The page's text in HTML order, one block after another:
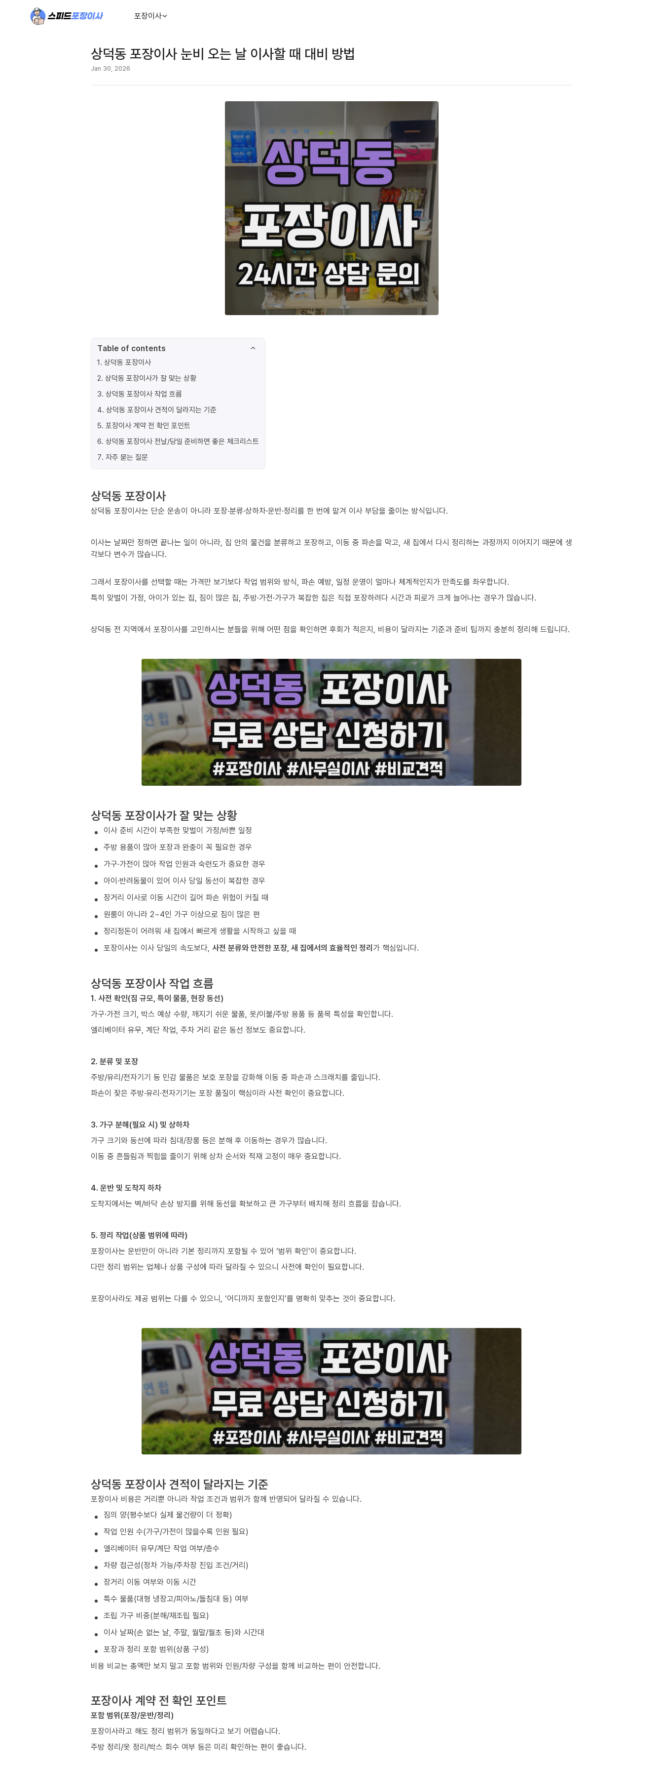
포장이사
상덕동 포장이사 눈비 오는 날 이사할 때 대비 방법
Jan 30, 2026
Table of contents
1. 상덕동 포장이사
2. 상덕동 포장이사가 잘 맞는 상황
3. 상덕동 포장이사 작업 흐름
4. 상덕동 포장이사 견적이 달라지는 기준
5. 포장이사 계약 전 확인 포인트
6. 상덕동 포장이사 전날/당일 준비하면 좋은 체크리스트
7. 자주 묻는 질문
상덕동 포장이사
상덕동 포장이사는 단순 운송이 아니라 포장·분류·상하차·운반·정리를 한 번에 맡겨 이사 부담을 줄이는 방식입니다.
이사는 날짜만 정하면 끝나는 일이 아니라, 집 안의 물건을 분류하고 포장하고, 이동 중 파손을 막고, 새 집에서 다시 정리하는 과정까지 이어지기 때문에 생
각보다 변수가 많습니다.
그래서 포장이사를 선택할 때는 가격만 보기보다 작업 범위와 방식, 파손 예방, 일정 운영이 얼마나 체계적인지가 만족도를 좌우합니다.
특히 맞벌이 가정, 아이가 있는 집, 짐이 많은 집, 주방·가전·가구가 복잡한 집은 직접 포장하려다 시간과 피로가 크게 늘어나는 경우가 많습니다.
상덕동 전 지역에서 포장이사를 고민하시는 분들을 위해 어떤 점을 확인하면 후회가 적은지, 비용이 달라지는 기준과 준비 팁까지 충분히 정리해 드립니다.
상덕동 포장이사가 잘 맞는 상황
이사 준비 시간이 부족한 맞벌이 가정/바쁜 일정
주방 용품이 많아 포장과 완충이 꼭 필요한 경우
가구·가전이 많아 작업 인원과 숙련도가 중요한 경우
아이·반려동물이 있어 이사 당일 동선이 복잡한 경우
장거리 이사로 이동 시간이 길어 파손 위험이 커질 때
원룸이 아니라 2~4인 가구 이상으로 짐이 많은 편
정리정돈이 어려워 새 집에서 빠르게 생활을 시작하고 싶을 때
포장이사는 이사 당일의 속도보다, 사전 분류와 안전한 포장, 새 집에서의 효율적인 정리가 핵심입니다.
상덕동 포장이사 작업 흐름
1. 사전 확인(짐 규모, 특이 물품, 현장 동선)
가구·가전 크기, 박스 예상 수량, 깨지기 쉬운 물품, 옷/이불/주방 용품 등 품목 특성을 확인합니다.
엘리베이터 유무, 계단 작업, 주차 거리 같은 동선 정보도 중요합니다.
2. 분류 및 포장
주방/유리/전자기기 등 민감 물품은 보호 포장을 강화해 이동 중 파손과 스크래치를 줄입니다.
파손이 잦은 주방·유리·전자기기는 포장 품질이 핵심이라 사전 확인이 중요합니다.
3. 가구 분해(필요 시) 및 상하차
가구 크기와 동선에 따라 침대/장롱 등은 분해 후 이동하는 경우가 많습니다.
이동 중 흔들림과 찍힘을 줄이기 위해 상차 순서와 적재 고정이 매우 중요합니다.
4. 운반 및 도착지 하차
도착지에서는 벽/바닥 손상 방지를 위해 동선을 확보하고 큰 가구부터 배치해 정리 흐름을 잡습니다.
5. 정리 작업(상품 범위에 따라)
포장이사는 운반만이 아니라 기본 정리까지 포함될 수 있어 ‘범위 확인’이 중요합니다.
다만 정리 범위는 업체나 상품 구성에 따라 달라질 수 있으니 사전에 확인이 필요합니다.
포장이사라도 제공 범위는 다를 수 있으니, ‘어디까지 포함인지’를 명확히 맞추는 것이 중요합니다.
상덕동 포장이사 견적이 달라지는 기준
포장이사 비용은 거리뿐 아니라 작업 조건과 범위가 함께 반영되어 달라질 수 있습니다.
짐의 양(평수보다 실제 물건량이 더 정확)
작업 인원 수(가구/가전이 많을수록 인원 필요)
엘리베이터 유무/계단 작업 여부/층수
차량 접근성(정차 가능/주차장 진입 조건/거리)
장거리 이동 여부와 이동 시간
특수 물품(대형 냉장고/피아노/돌침대 등) 여부
조립 가구 비중(분해/재조립 필요)
이사 날짜(손 없는 날, 주말, 월말/월초 등)와 시간대
포장과 정리 포함 범위(상품 구성)
비용 비교는 총액만 보지 말고 포함 범위와 인원/차량 구성을 함께 비교하는 편이 안전합니다.
포장이사 계약 전 확인 포인트
포함 범위(포장/운반/정리)
포장이사라고 해도 정리 범위가 동일하다고 보기 어렵습니다.
주방 정리/옷 정리/박스 회수 여부 등은 미리 확인하는 편이 좋습니다.